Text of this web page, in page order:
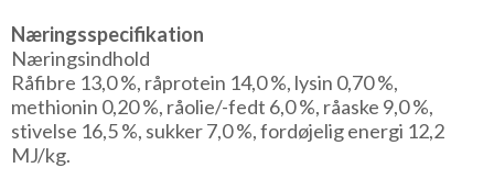
Næringsspecifikation
Næringsindhold
Råfibre 13,0 %, råprotein 14,0 %, lysin 0,70 %,
methionin 0,20 %, råolie/-fedt 6,0 %, råaske 9,0 %,
stivelse 16,5 %, sukker 7,0 %, fordøjelig energi 12,2
MJ/kg.